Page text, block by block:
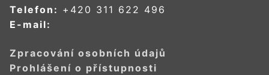
Telefon: +420 311 622 496
E-mail:
Zpracování osobních údajů
Prohlášení o přístupnosti